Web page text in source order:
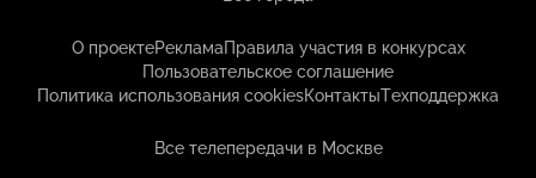
О проектеРекламаПравила участия в конкурсах
Пользовательское соглашение
Политика использования cookiesКонтактыТехподдержка
Все телепередачи в Москве